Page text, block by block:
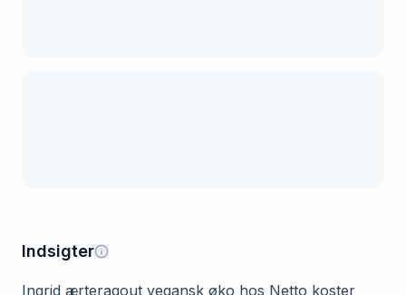
Indsigter
Ingrid ærteragout vegansk øko hos Netto koster